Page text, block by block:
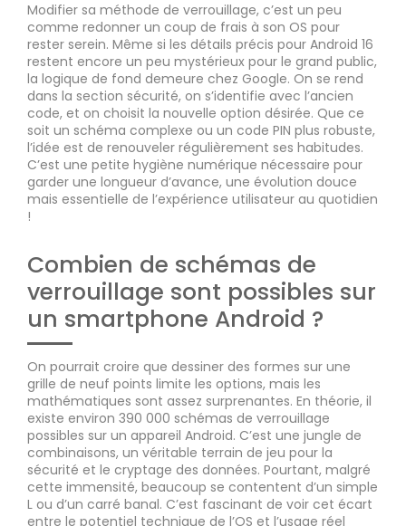
Modifier sa méthode de verrouillage, c’est un peu
comme redonner un coup de frais à son OS pour
rester serein. Même si les détails précis pour Android 16
restent encore un peu mystérieux pour le grand public,
la logique de fond demeure chez Google. On se rend
dans la section sécurité, on s’identifie avec l’ancien
code, et on choisit la nouvelle option désirée. Que ce
soit un schéma complexe ou un code PIN plus robuste,
l’idée est de renouveler régulièrement ses habitudes.
C’est une petite hygiène numérique nécessaire pour
garder une longueur d’avance, une évolution douce
mais essentielle de l’expérience utilisateur au quotidien
!
Combien de schémas de
verrouillage sont possibles sur
un smartphone Android ?
On pourrait croire que dessiner des formes sur une
grille de neuf points limite les options, mais les
mathématiques sont assez surprenantes. En théorie, il
existe environ 390 000 schémas de verrouillage
possibles sur un appareil Android. C’est une jungle de
combinaisons, un véritable terrain de jeu pour la
sécurité et le cryptage des données. Pourtant, malgré
cette immensité, beaucoup se contentent d’un simple
L ou d’un carré banal. C’est fascinant de voir cet écart
entre le potentiel technique de l’OS et l’usage réel